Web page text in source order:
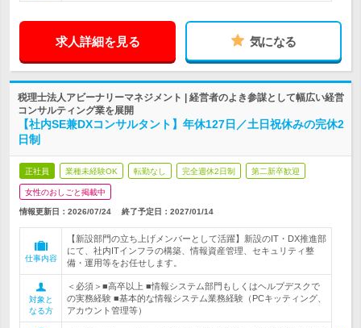
求人詳細を見る 気になる
税理士法人アビーナリーマネジメント | 経営者のよき参謀として幅広い経営
コンサルティング業を展開
【社内SE兼DXコンサルタント】年休127日／土日祝休みの完休2
日制
正社員 業種未経験OK 転勤なし 完全週休2日制 第二新卒歓迎
女性のおしごと掲載中
情報更新日：2026/07/24 終了予定日： 2027/01/14
仕事内容
【新設部門の立ち上げメンバーとして活躍】新設のIT・DX推進部
にて、社内ITインフラの構築、情報資産管理、セキュリティ整
備・運用等をお任せします。
対象と
なる方
＜必須＞■高卒以上 ■情報システム部門もしくはヘルプデスクで
の実務経験 ■基本的な情報システム業務経験（PCキッティング、
アカウント管理等）